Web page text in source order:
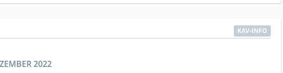
KAV-INFO
2022